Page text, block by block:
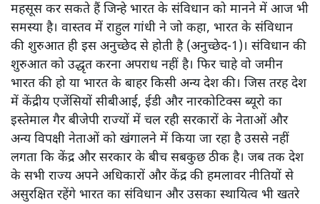
महसूस कर सकते हैं जिन्हे भारत के संविधान को मानने में आज भी
समस्या है। वास्तव में राहुल गांधी ने जो कहा, भारत के संविधान
की शुरुआत ही इस अनुच्छेद से होती है (अनुच्छेद-1)। संविधान की
शुरुआत को उद्धृत करना अपराध नहीं है। फिर चाहे वो जमीन
भारत की हो या भारत के बाहर किसी अन्य देश की। जिस तरह देश
में केंद्रीय एजेंसियों सीबीआई, ईडी और नारकोटिक्स ब्यूरो का
इस्तेमाल गैर बीजेपी राज्यों में चल रही सरकारों के नेताओं और
अन्य विपक्षी नेताओं को खंगालने में किया जा रहा है उससे नहीं
लगता कि केंद्र और सरकार के बीच सबकुछ ठीक है। जब तक देश
के सभी राज्य अपने अधिकारों और केंद्र की हमलावर नीतियों से
असुरक्षित रहेंगे भारत का संविधान और उसका स्थायित्व भी खतरे